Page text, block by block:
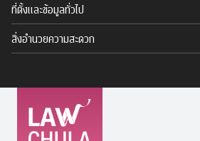
ที่ตั้งและข้อมูลทั่วไป
สิ่งอำนวยความสะดวก